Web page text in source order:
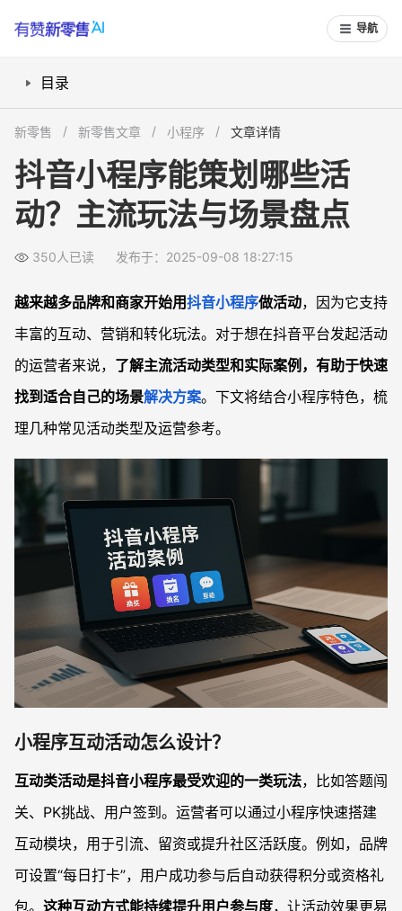
导航
目录
报名与活动日程怎么承载？
电商与限时秒杀活动如何操作？
常见问题
抖音小程序举办抽奖活动有规则限制吗？
新零售 新零售文章 小程序 文章详情
抖音小程序能策划哪些活
动？主流玩法与场景盘点
350人已读 发布于：2025-09-08 18:27:15
越来越多品牌和商家开始用抖音小程序做活动，因为它支持
丰富的互动、营销和转化玩法。对于想在抖音平台发起活动
的运营者来说， 了解主流活动类型和实际案例，有助于快速
找到适合自己的场景解决方案。下文将结合小程序特色，梳
理几种常见活动类型及运营参考。
小程序互动活动怎么设计？
互动类活动是抖音小程序最受欢迎的一类玩法，比如答题闯
关、PK挑战、用户签到。运营者可以通过小程序快速搭建
互动模块，用于引流、留资或提升社区活跃度。例如，品牌
可设置“每日打卡”，用户成功参与后自动获得积分或资格礼
包。 这种互动方式能持续提升用户参与度，让活动效果更易